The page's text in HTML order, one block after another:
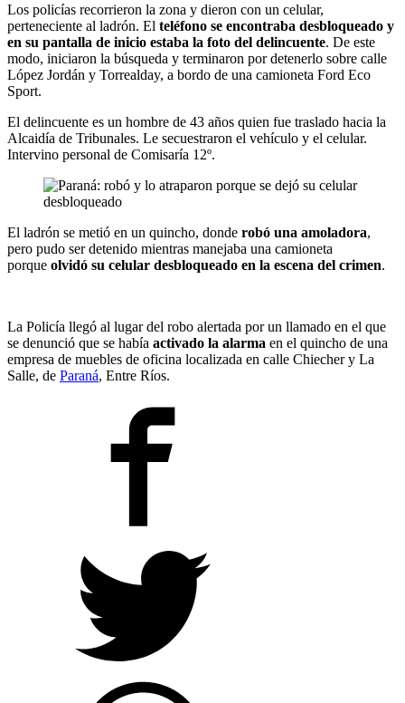
Los policías recorrieron la zona y dieron con un celular,
perteneciente al ladrón. El teléfono se encontraba desbloqueado y
en su pantalla de inicio estaba la foto del delincuente. De este
modo, iniciaron la búsqueda y terminaron por detenerlo sobre calle
López Jordán y Torrealday, a bordo de una camioneta Ford Eco
Sport.
El delincuente es un hombre de 43 años quien fue traslado hacia la
Alcaidía de Tribunales. Le secuestraron el vehículo y el celular.
Intervino personal de Comisaría 12º.
El ladrón se metió en un quincho, donde robó una amoladora,
pero pudo ser detenido mientras manejaba una camioneta
porque olvidó su celular desbloqueado en la escena del crimen.
La Policía llegó al lugar del robo alertada por un llamado en el que
se denunció que se había activado la alarma en el quincho de una
empresa de muebles de oficina localizada en calle Chiecher y La
Salle, de Paraná, Entre Ríos.